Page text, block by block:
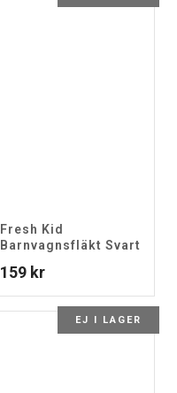
Fresh Kid
Barnvagnsfläkt Svart
159 kr
EJ I LAGER